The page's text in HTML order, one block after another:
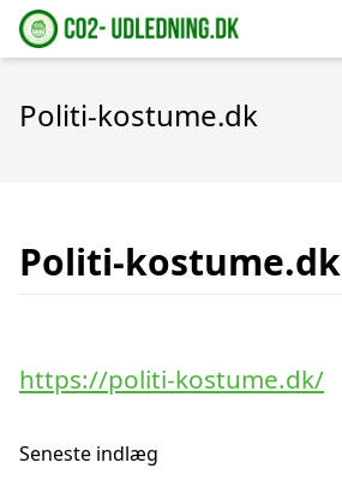
Politi-kostume.dk
Politi-kostume.dk
https://politi-kostume.dk/
Seneste indlæg